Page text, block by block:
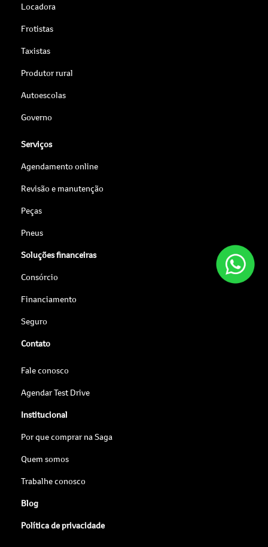
Locadora
Frotistas
Taxistas
Produtor rural
Autoescolas
Governo
Serviços
Agendamento online
Revisão e manutenção
Peças
Pneus
Soluções financeiras
Consórcio
Financiamento
Seguro
Contato
Fale conosco
Agendar Test Drive
Institucional
Por que comprar na Saga
Quem somos
Trabalhe conosco
Blog
Política de privacidade